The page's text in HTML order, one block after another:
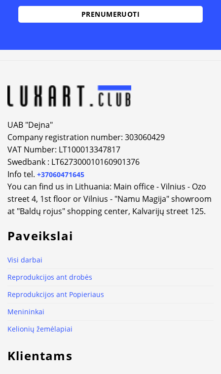
UAB "Dejna"
Company registration number: 303060429
VAT Number: LT100013347817
Swedbank : LT627300010160901376
Info tel. +37060471645
You can find us in Lithuania: Main office - Vilnius - Ozo
street 4, 1st floor or Vilnius - "Namu Magija" showroom
at "Baldų rojus" shopping center, Kalvarijų street 125.
Paveikslai
Visi darbai
Reprodukcijos ant drobės
Reprodukcijos ant Popieriaus
Menininkai
Kelionių žemėlapiai
Klientams